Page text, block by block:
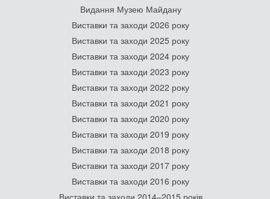
Видання Музею Майдану
Виставки та заходи 2026 року
Виставки та заходи 2025 року
Виставки та заходи 2024 року
Виставки та заходи 2023 року
Виставки та заходи 2022 року
Виставки та заходи 2021 року
Виставки та заходи 2020 року
Виставки та заходи 2019 року
Виставки та заходи 2018 року
Виставки та заходи 2017 року
Виставки та заходи 2016 року
Виставки та заходи 2014–2015 років